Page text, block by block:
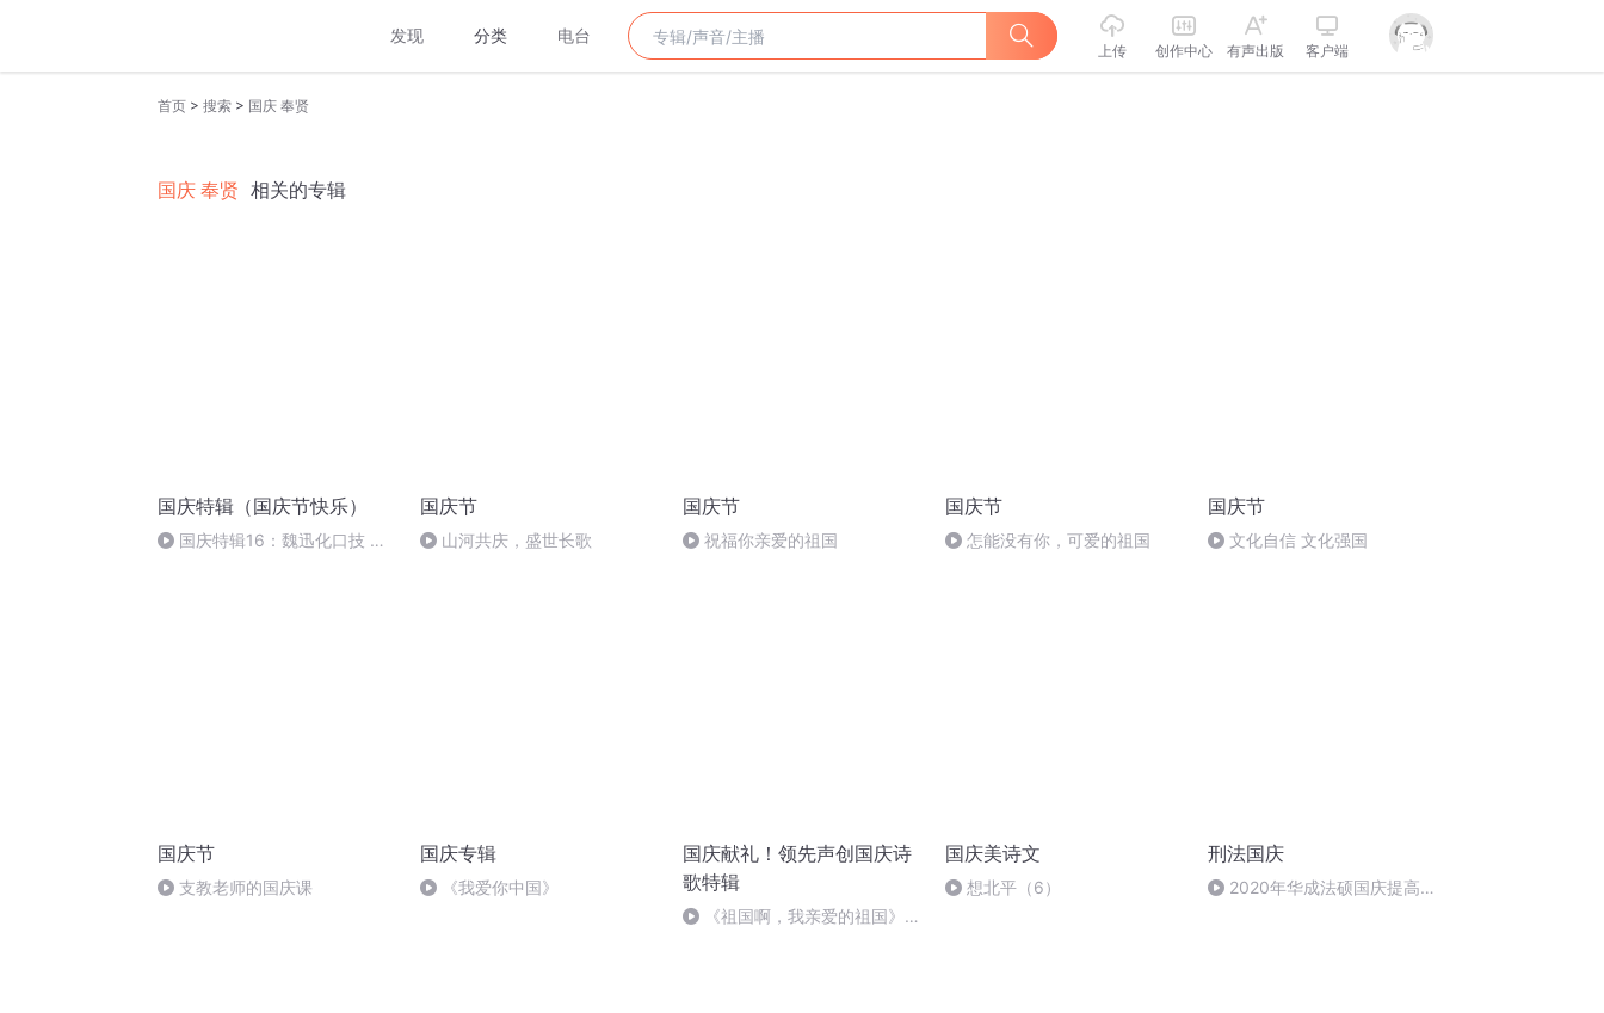
发现 分类 电台
上传 创作中心 有声出版 客户端
首页 > 搜索 > 国庆 奉贤
国庆 奉贤 相关的专辑
国庆特辑（国庆节快乐）
国庆特辑16：魏迅化口技 二
国庆节
山河共庆，盛世长歌
国庆节
祝福你亲爱的祖国
国庆节
怎能没有你，可爱的祖国
国庆节
文化自信 文化强国
国庆节
支教老师的国庆课
国庆专辑
《我爱你中国》
国庆献礼！领先声创国庆诗
歌特辑
《祖国啊，我亲爱的祖国》温
国庆美诗文
想北平（6）
刑法国庆
2020年华成法硕国庆提高班